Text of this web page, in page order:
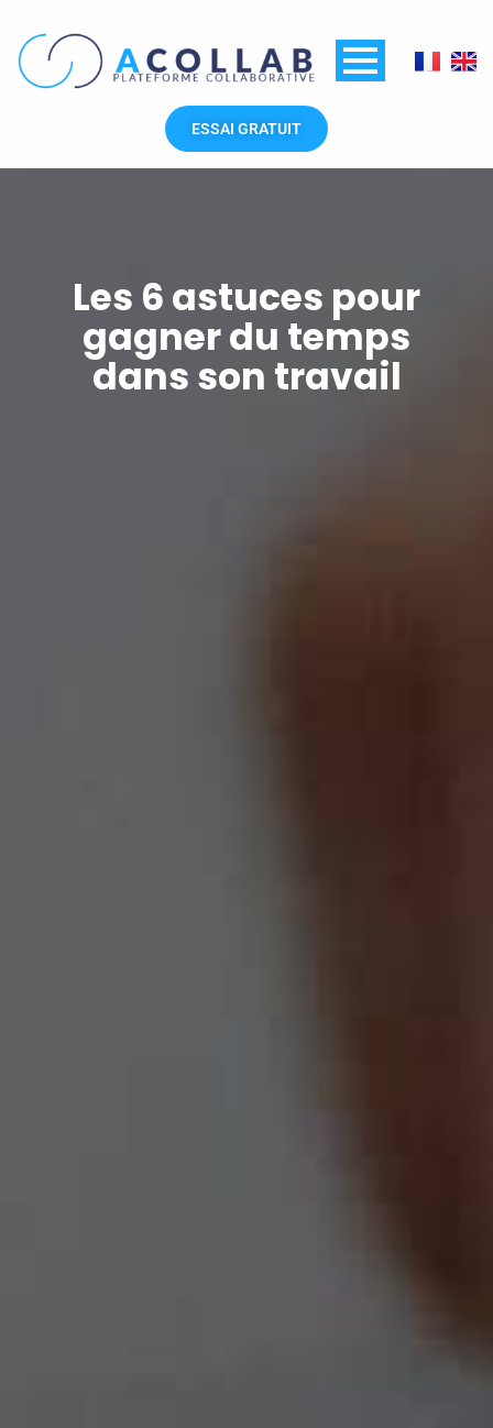
contenu
ESSAI GRATUIT
Les 6 astuces pour
gagner du temps
dans son travail